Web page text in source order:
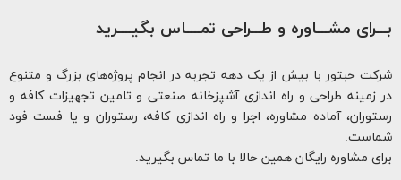
مشـــاوره و طـــراحی تمــــاس بگیــــرید
حبتور با بیش از یک دهه تجربه در انجام پروژه‌های بزرگ و متنوع
طراحی و راه اندازی آشپزخانه صنعتی و تامین تجهیزات کافه و
آماده مشاوره، اجرا و راه اندازی کافه، رستوران و یا فست فود
مشاوره رایگان همین حالا با ما تماس بگیرید.